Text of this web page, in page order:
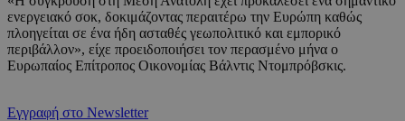
ενεργειακό σοκ, δοκιμάζοντας περαιτέρω την Ευρώπη καθώς
πλοηγείται σε ένα ήδη ασταθές γεωπολιτικό και εμπορικό
περιβάλλον», είχε προειδοποιήσει τον περασμένο μήνα ο
Ευρωπαίος Επίτροπος Οικονομίας Βάλντις Ντομπρόβσκις.
Εγγραφή στο Newsletter